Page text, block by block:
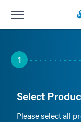
1
Select
Please select all